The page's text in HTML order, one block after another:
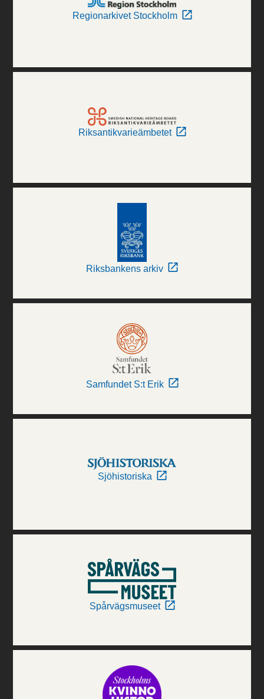
Regionarkivet Stockholm
Riksantikvarieämbetet
Riksbankens arkiv
Samfundet S:t Erik
Sjöhistoriska
Spårvägsmuseet